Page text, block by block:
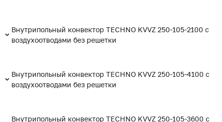
Внутрипольный конвектор TECHNO KVVZ 250-105-2100 с
воздухоотводами без решетки
Внутрипольный конвектор TECHNO KVVZ 250-105-4100 с
воздухоотводами без решетки
Внутрипольный конвектор TECHNO KVVZ 250-105-3600 с